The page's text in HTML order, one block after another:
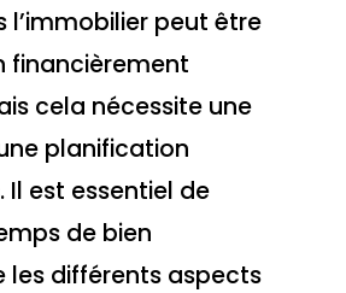
l’immobilier peut être
financièrement
cela nécessite une
planification
Il est essentiel de
de bien
les différents aspects